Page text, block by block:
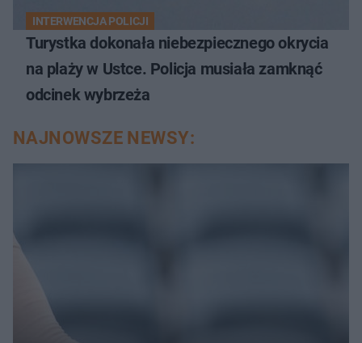
INTERWENCJA POLICJI
Turystka dokonała niebezpiecznego okrycia
na plaży w Ustce. Policja musiała zamknąć
odcinek wybrzeża
NAJNOWSZE NEWSY: